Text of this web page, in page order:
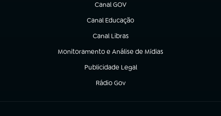
Canal GOV
(abre em nova aba)
Canal Educação
(abre em nova aba)
Canal Libras
(abre em nova aba)
Monitoramento e Análise de Mídias
(abre em nova aba)
Publicidade Legal
(abre em nova aba)
Rádio Gov
(abre em nova aba)